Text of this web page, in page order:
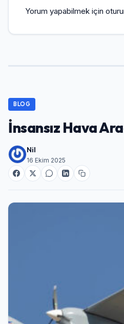
Yorum yapabilmek için
BLOG
İnsansız Hava
Nil
16 Ekim 2025